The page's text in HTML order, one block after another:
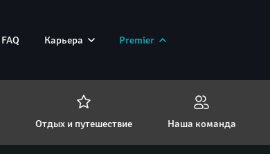
FAQ Карьера Premier
Отдых и путешествие Наша команда